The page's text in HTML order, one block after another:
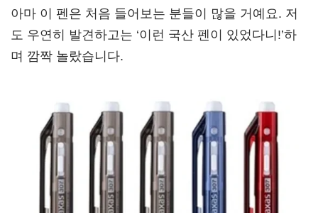
아마 이 펜은 처음 들어보는 분들이 많을 거예요. 저
도 우연히 발견하고는 ‘이런 국산 펜이 있었다니!’하
며 깜짝 놀랐습니다.